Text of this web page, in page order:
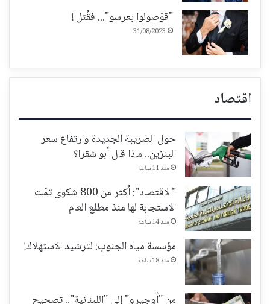
"قوّصولوا بعرسو"... فقُتل !
31/08/2023
اقتصاد
حول الضريبة الجديدة وارتفاع سعر
البنزين.. ماذا قال أبو شقرا؟
منذ 11 ساعة
"الاقتصاد": أكثر من 800 شكوى تمّت
الاستجابة لها منذ مطلع العام
منذ 14 ساعة
مؤسسة مياه الجنوب: لترشيد الاستهلاك!
منذ 18 ساعة